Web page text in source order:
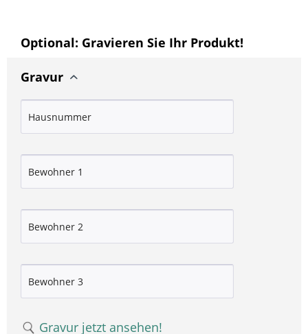
Optional: Gravieren Sie Ihr Produkt!
Gravur
Gravur jetzt ansehen!